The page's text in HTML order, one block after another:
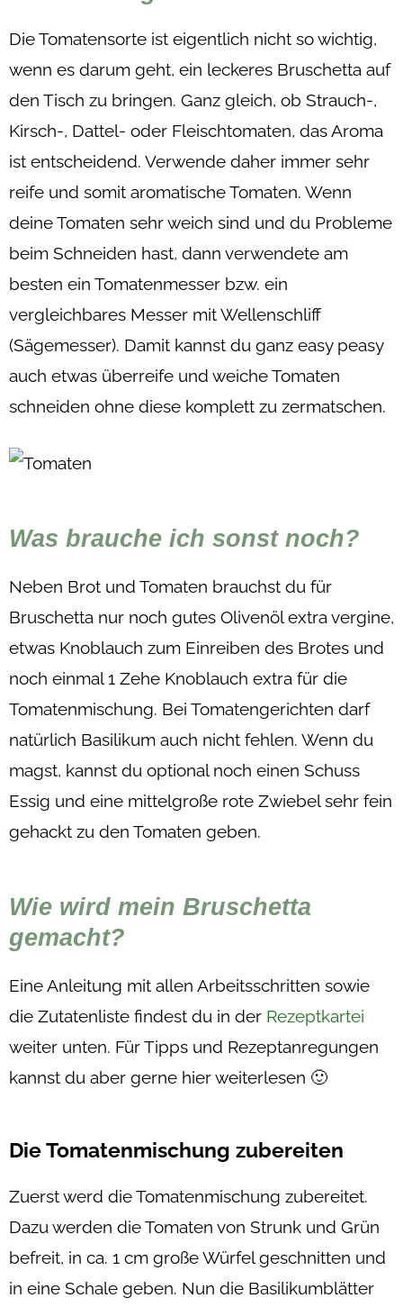
Die Tomatensorte ist eigentlich nicht so wichtig,
wenn es darum geht, ein leckeres Bruschetta auf
den Tisch zu bringen. Ganz gleich, ob Strauch-,
Kirsch-, Dattel- oder Fleischtomaten, das Aroma
ist entscheidend. Verwende daher immer sehr
reife und somit aromatische Tomaten. Wenn
deine Tomaten sehr weich sind und du Probleme
beim Schneiden hast, dann verwendete am
besten ein Tomatenmesser bzw. ein
vergleichbares Messer mit Wellenschliff
(Sägemesser). Damit kannst du ganz easy peasy
auch etwas überreife und weiche Tomaten
schneiden ohne diese komplett zu zermatschen.
Was brauche ich sonst noch?
Neben Brot und Tomaten brauchst du für
Bruschetta nur noch gutes Olivenöl extra vergine,
etwas Knoblauch zum Einreiben des Brotes und
noch einmal 1 Zehe Knoblauch extra für die
Tomatenmischung. Bei Tomatengerichten darf
natürlich Basilikum auch nicht fehlen. Wenn du
magst, kannst du optional noch einen Schuss
Essig und eine mittelgroße rote Zwiebel sehr fein
gehackt zu den Tomaten geben.
Wie wird mein Bruschetta
gemacht?
Eine Anleitung mit allen Arbeitsschritten sowie
die Zutatenliste findest du in der Rezeptkartei
weiter unten. Für Tipps und Rezeptanregungen
kannst du aber gerne hier weiterlesen 🙂
Die Tomatenmischung zubereiten
Zuerst werd die Tomatenmischung zubereitet.
Dazu werden die Tomaten von Strunk und Grün
befreit, in ca. 1 cm große Würfel geschnitten und
in eine Schale geben. Nun die Basilikumblätter